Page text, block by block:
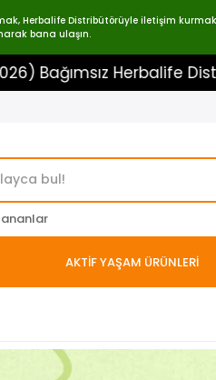
Herbalife Distribütörüyle iletişim
bana ulaşın.
Herbalife Distbrütörü
AKTİF YAŞAM ÜRÜNLERİ